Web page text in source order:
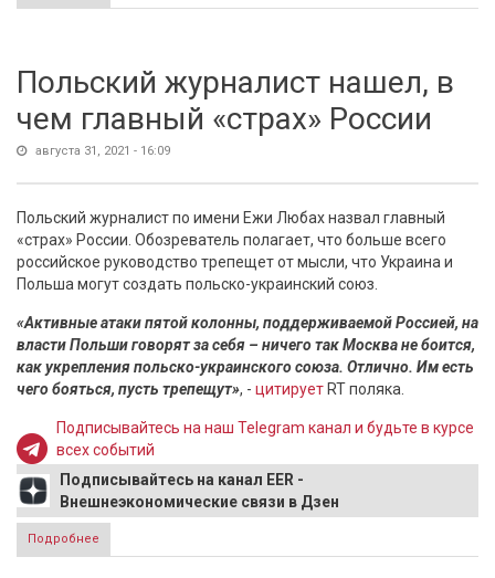
в Афганистане
Польский журналист нашел, в
чем главный «страх» России
августа 31, 2021 - 16:09
Польский журналист по имени Ежи Любах назвал главный
«страх» России. Обозреватель полагает, что больше всего
российское руководство трепещет от мысли, что Украина и
Польша могут создать польско-украинский союз.
«Активные атаки пятой колонны, поддерживаемой Россией, на
власти Польши говорят за себя – ничего так Москва не боится,
как укрепления польско-украинского союза. Отлично. Им есть
чего бояться, пусть трепещут», - цитирует RT поляка.
Подписывайтесь на наш Telegram канал и будьте в курсе
всех событий
Подписывайтесь на канал EER -
Внешнеэкономические связи в Дзен
Подробнее
России